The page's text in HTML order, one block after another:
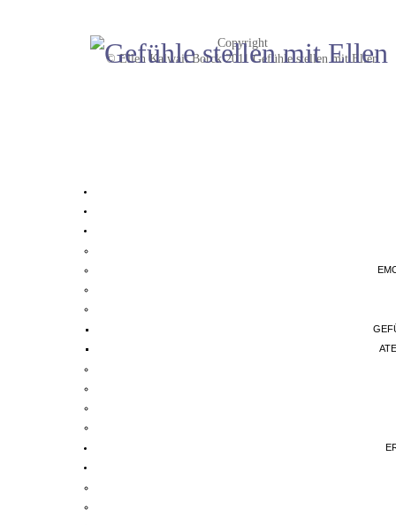
Copyright
© Ellen Kalwait Borck 2011 Gefühle stellen mit Ellen